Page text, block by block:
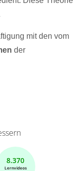
mit den vom
der
8.370
Lernvideos